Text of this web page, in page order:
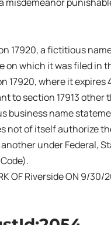
17920, a fictitious
on which it was filed in
17920, where it expires
to section 17913 other
business name
not of itself authorize
under Federal,
OF Riverside ON 9/30/